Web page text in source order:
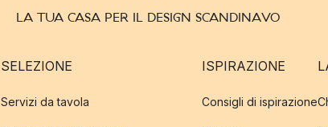
LA TUA CASA PER IL DESIGN SCANDINAVO
SELEZIONE
Servizi da tavola
ISPIRAZIONE
Consigli di ispirazione